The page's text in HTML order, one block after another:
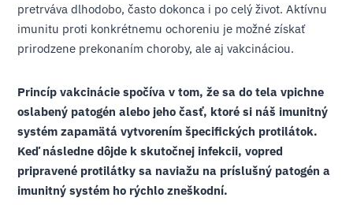
pretrváva dlhodobo, často dokonca i po celý život. Aktívnu
imunitu proti konkrétnemu ochoreniu je možné získať
prirodzene prekonaním choroby, ale aj vakcináciou.
Princíp vakcinácie spočíva v tom, že sa do tela vpichne
oslabený patogén alebo jeho časť, ktoré si náš imunitný
systém zapamätá vytvorením špecifických protilátok.
Keď následne dôjde k skutočnej infekcii, vopred
pripravené protilátky sa naviažu na príslušný patogén a
imunitný systém ho rýchlo zneškodní.